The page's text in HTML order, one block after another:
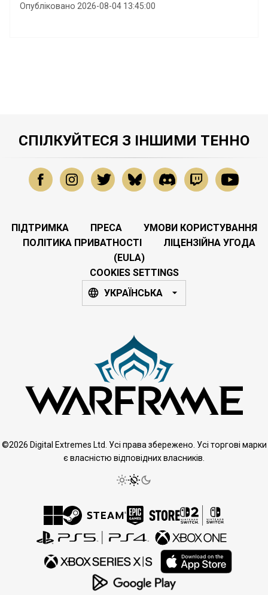
Опубліковано 2026-08-04 13:45:00
СПІЛКУЙТЕСЯ З ІНШИМИ ТЕННО
ПІДТРИМКА ПРЕСА
УМОВИ КОРИСТУВАННЯ
ПОЛІТИКА ПРИВАТНОСТІ
ЛІЦЕНЗІЙНА УГОДА
(EULA)
COOKIES SETTINGS
УКРАЇНСЬКА
©2026 Digital Extremes Ltd. Усі права збережено. Усі торгові марки
є власністю відповідних власників.